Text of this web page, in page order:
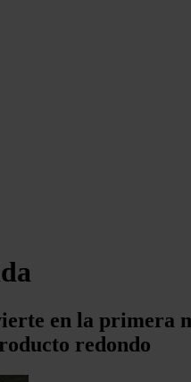
en la
redondo